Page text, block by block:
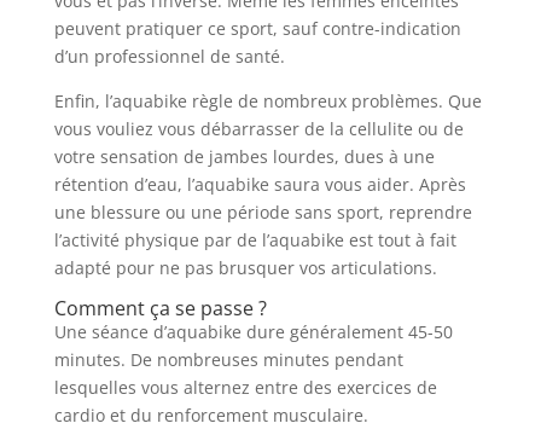
peuvent pratiquer ce sport, sauf contre-indication
d’un professionnel de santé.
Enfin, l’aquabike règle de nombreux problèmes. Que
vous vouliez vous débarrasser de la cellulite ou de
votre sensation de jambes lourdes, dues à une
rétention d’eau, l’aquabike saura vous aider. Après
une blessure ou une période sans sport, reprendre
l’activité physique par de l’aquabike est tout à fait
adapté pour ne pas brusquer vos articulations.
Comment ça se passe ?
Une séance d’aquabike dure généralement 45-50
minutes. De nombreuses minutes pendant
lesquelles vous alternez entre des exercices de
cardio et du renforcement musculaire.